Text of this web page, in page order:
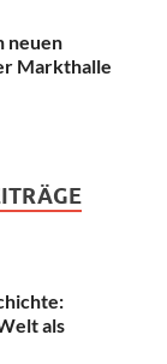
neuen
Markthalle
als